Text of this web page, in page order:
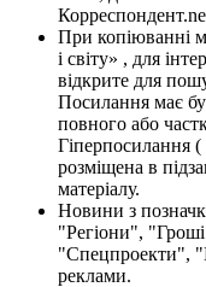
При копіюванні
і світу» , для
відкрите для
Посилання має
повного або
Гіперпосилання
розміщена в
матеріалу.
Новини з
"Регіони",
"Спецпроекти",
реклами.